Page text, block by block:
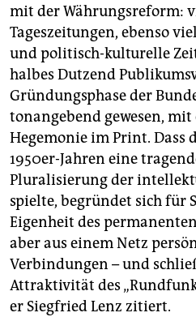
mit der Währungsreform:
Tageszeitungen, ebenso
und politisch-kulturelle
halbes Dutzend
Gründungsphase der
tonangebend gewesen,
Hegemonie im Print. Dass
1950er-Jahren eine
Pluralisierung der
spielte, begründet sich für
Eigenheit des
aber aus einem Netz
Verbindungen – und
Attraktivität des
er Siegfried Lenz zitiert.